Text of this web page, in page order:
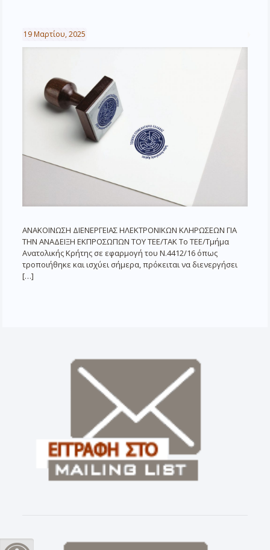
19 Μαρτίου, 2025
ΑΝΑΚΟΙΝΩΣΗ ΔΙΕΝΕΡΓΕΙΑΣ ΗΛΕΚΤΡΟΝΙΚΩΝ ΚΛΗΡΩΣΕΩΝ ΓΙΑ
ΤΗΝ ΑΝΑΔΕΙΞΗ ΕΚΠΡΟΣΩΠΩΝ ΤΟΥ ΤΕΕ/ΤΑΚ Το ΤΕΕ/Τμήμα
Ανατολικής Κρήτης σε εφαρμογή του Ν.4412/16 όπως
τροποιήθηκε και ισχύει σήμερα, πρόκειται να διενεργήσει
[…]